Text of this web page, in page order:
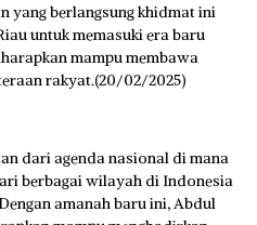
yang berlangsung khidmat ini
untuk memasuki era baru
mampu membawa
rakyat.(20/02/2025)
dari agenda nasional di mana
berbagai wilayah di Indonesia
amanah baru ini, Abdul